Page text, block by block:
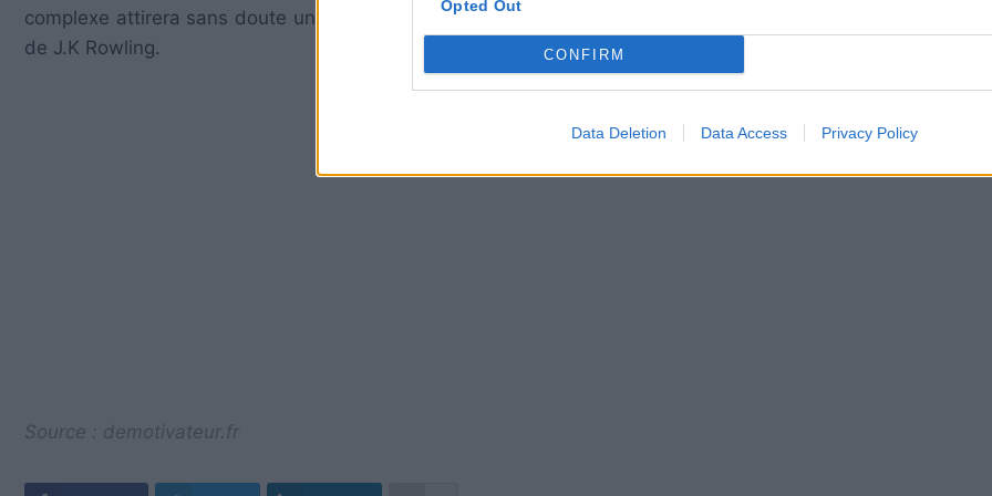
Opted Out
CONFIRM
Data Deletion Data Access Privacy Policy
complexe attirera sans doute une flopée de visiteurs désirant retrouver les joies de la magie des célèbres
de J.K Rowling.
Source : demotivateur.fr